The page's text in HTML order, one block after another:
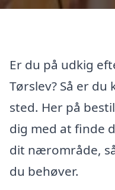
Er du på udkig
Tørslev? Så er
sted. Her på
dig med at finde
dit nærområde,
du behøver.